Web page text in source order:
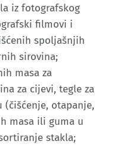
iz fotografskog
filmovi i
spoljašnjih
sirovina;
masa za
za cijevi, tegle za
(čišćenje, otapanje,
masa ili guma u
stakla;